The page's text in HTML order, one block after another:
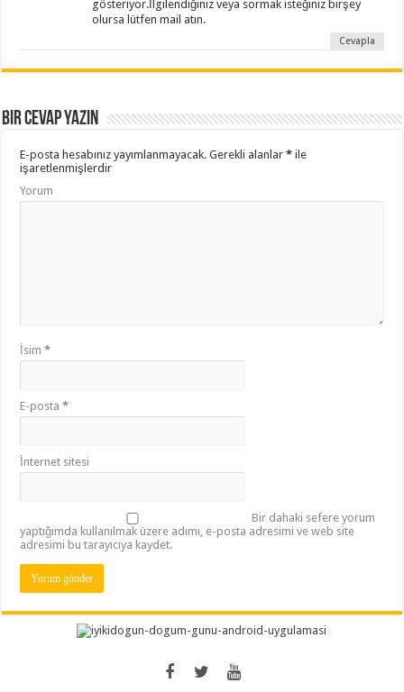
gösteriyor.İlgilendiğiniz veya sormak isteğiniz birşey
olursa lütfen mail atın.
Cevapla
Bir cevap yazın
E-posta hesabınız yayımlanmayacak. Gerekli alanlar* ile
işaretlenmişlerdir
Yorum
İsim*
E-posta*
İnternet sitesi
Bir dahaki sefere yorum
yaptığımda kullanılmak üzere adımı, e-posta adresimi ve web site
adresimi bu tarayıcıya kaydet.